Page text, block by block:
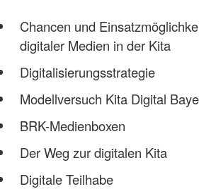
Chancen und
digitaler Medien in der Kita
Digitalisierungsstrategie
Modellversuch Kita Digital
BRK-Medienboxen
Der Weg zur digitalen Kita
Digitale Teilhabe